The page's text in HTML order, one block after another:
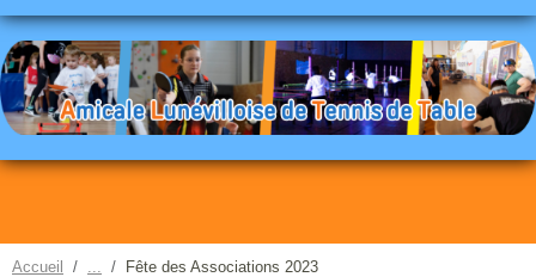
Accueil Fête des Associations 2023